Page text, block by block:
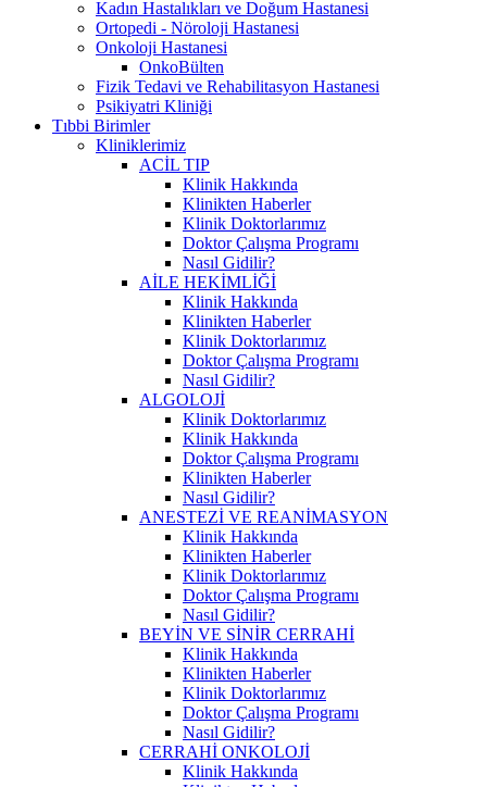
Kadın Hastalıkları ve Doğum Hastanesi
Ortopedi - Nöroloji Hastanesi
Onkoloji Hastanesi
OnkoBülten
Fizik Tedavi ve Rehabilitasyon Hastanesi
Psikiyatri Kliniği
Tıbbi Birimler
Kliniklerimiz
ACİL TIP
Klinik Hakkında
Klinikten Haberler
Klinik Doktorlarımız
Doktor Çalışma Programı
Nasıl Gidilir?
AİLE HEKİMLİĞİ
Klinik Hakkında
Klinikten Haberler
Klinik Doktorlarımız
Doktor Çalışma Programı
Nasıl Gidilir?
ALGOLOJİ
Klinik Doktorlarımız
Klinik Hakkında
Doktor Çalışma Programı
Klinikten Haberler
Nasıl Gidilir?
ANESTEZİ VE REANİMASYON
Klinik Hakkında
Klinikten Haberler
Klinik Doktorlarımız
Doktor Çalışma Programı
Nasıl Gidilir?
BEYİN VE SİNİR CERRAHİ
Klinik Hakkında
Klinikten Haberler
Klinik Doktorlarımız
Doktor Çalışma Programı
Nasıl Gidilir?
CERRAHİ ONKOLOJİ
Klinik Hakkında